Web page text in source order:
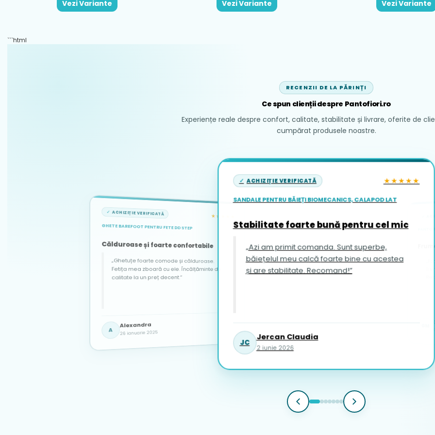
Vezi Variante Vezi Variante Vezi Variante
```html
RECENZII DE LA PĂRINȚI
Ce spun clienții despre Pantofiori.ro
Experiențe reale despre confort, calitate, stabilitate și livrare, oferite de
cumpărat produsele noastre.
ACHIZIȚIE VERIFICATĂ ★★★★★
SANDALE PENTRU BĂIEȚI BIOMECANICS, CALAPOD LAT
Stabilitate foarte bună pentru cel mic
„Azi am primit comanda. Sunt superbe,
băiețelul meu calcă foarte bine cu acestea
și are stabilitate. Recomand!”
JC
Jercan Claudia
2 iunie 2026
îi vin
ACHIZIȚIE VERIFICATĂ ★★★★★
GHETE BAREFOOT PENTRU FETE DD STEP
Călduroase și foarte confortabile
„Ghetuțe foarte comode și călduroase.
Fetița mea zboară cu ele. Încălțăminte de
calitate la un preț decent.”
A
Alexandra
26 ianuarie 2025